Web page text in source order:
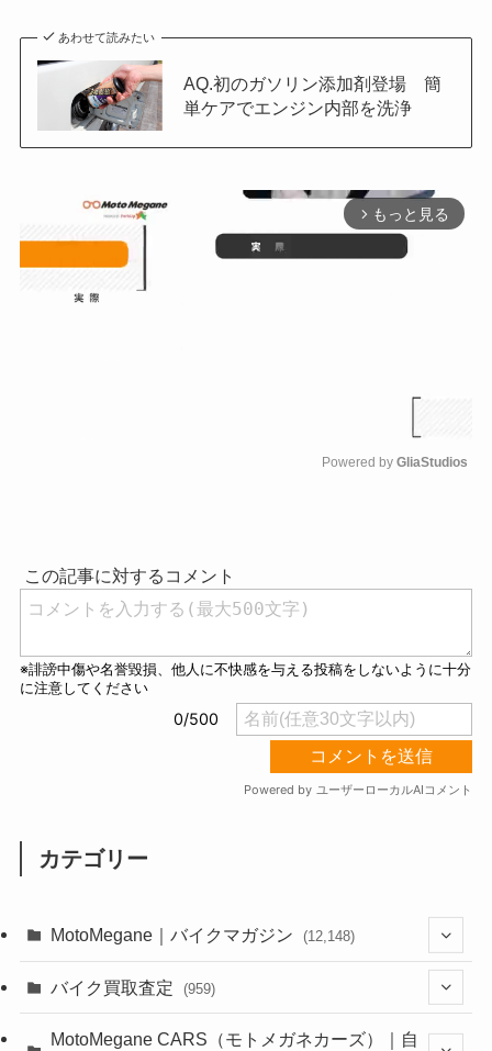
あわせて読みたい
AQ.初のガソリン添加剤登場 簡
単ケアでエンジン内部を洗浄
arrow_forward_ios もっと見る
Powered by GliaStudios
カテゴリー
MotoMegane｜バイクマガジン (12,148)
(44)
バイク買取査定 (959)
(352)
MotoMegane CARS（モトメガネカーズ）｜自